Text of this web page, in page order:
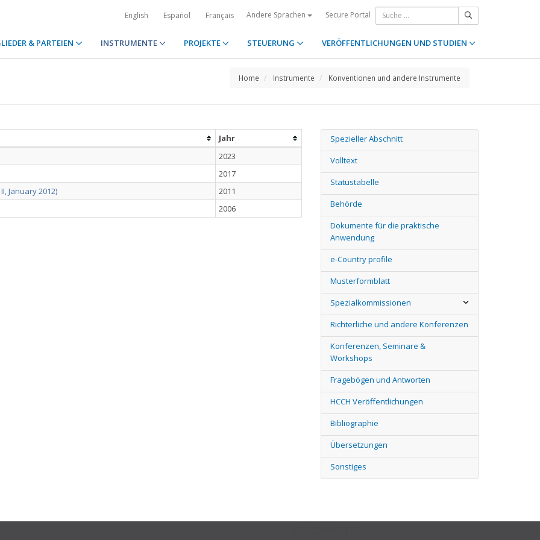
English Español Français Andere Sprachen Secure Portal
& PARTEIEN INSTRUMENTE PROJEKTE STEUERUNG VERÖFFENTLICHUNGEN UND STUDIEN
Home Instrumente Konventionen und andere Instrumente
Jahr
2023
2017
January 2012)
2011
2006
Spezieller Abschnitt
Volltext
Statustabelle
Behörde
Dokumente für die praktische
Anwendung
e-Country profile
Musterformblatt
Spezialkommissionen
Richterliche und andere Konferenzen
Konferenzen, Seminare &
Workshops
Fragebögen und Antworten
HCCH Veröffentlichungen
Bibliographie
Übersetzungen
Sonstiges